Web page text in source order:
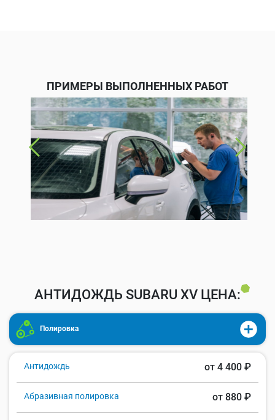
ПРИМЕРЫ ВЫПОЛНЕННЫХ РАБОТ
АНТИДОЖДЬ SUBARU XV ЦЕНА:
Полировка
Антидождь от 4 400 ₽
Абразивная полировка от 880 ₽